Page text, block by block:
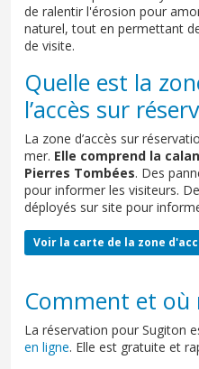
de ralentir l'érosion pour
naturel, tout en permettant
de visite.
Quelle est la
l’accès sur
La zone d’accès sur
mer. Elle comprend la
Pierres Tombées. Des
pour informer les visiteurs.
déployés sur site pour
Voir la carte de la zone
Comment et où
La réservation pour Sugiton
en ligne. Elle est gratuite et